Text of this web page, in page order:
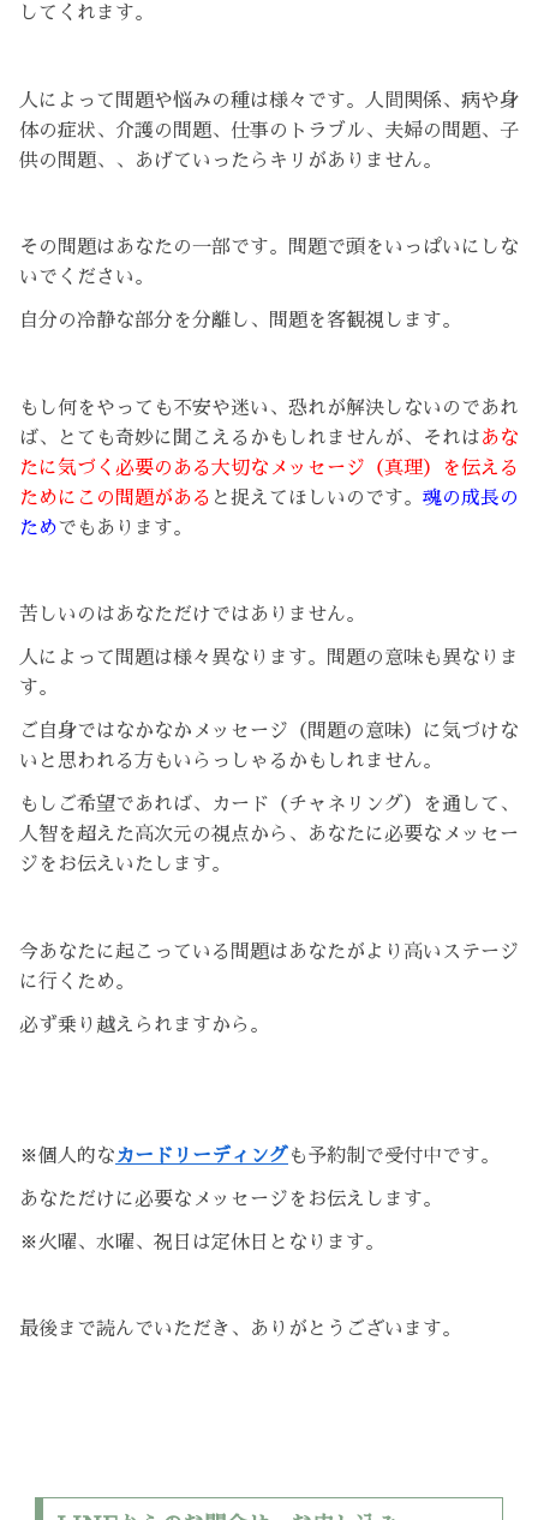
してくれます。
人によって問題や悩みの種は様々です。人間関係、病や身
体の症状、介護の問題、仕事のトラブル、夫婦の問題、子
供の問題、、あげていったらキリがありません。
その問題はあなたの一部です。問題で頭をいっぱいにしな
いでください。
自分の冷静な部分を分離し、問題を客観視します。
もし何をやっても不安や迷い、恐れが解決しないのであれ
ば、とても奇妙に聞こえるかもしれませんが、それはあな
たに気づく必要のある大切なメッセージ（真理）を伝える
ためにこの問題がある と捉えてほしいのです。 魂の成長の
ためでもあります。
苦しいのはあなただけではありません。
人によって問題は様々異なります。問題の意味も異なりま
す。
ご自身ではなかなかメッセージ（問題の意味）に気づけな
いと思われる方もいらっしゃるかもしれません。
もしご希望であれば、カード（チャネリング）を通して、
人智を超えた高次元の視点から、あなたに必要なメッセー
ジをお伝えいたします。
今あなたに起こっている問題はあなたがより高いステージ
に行くため。
必ず乗り越えられますから。
※個人的な カードリーディングも予約制で受付中です。
あなただけに必要なメッセージをお伝えします。
※火曜、水曜、祝日は定休日となります。
最後まで読んでいただき、ありがとうございます。